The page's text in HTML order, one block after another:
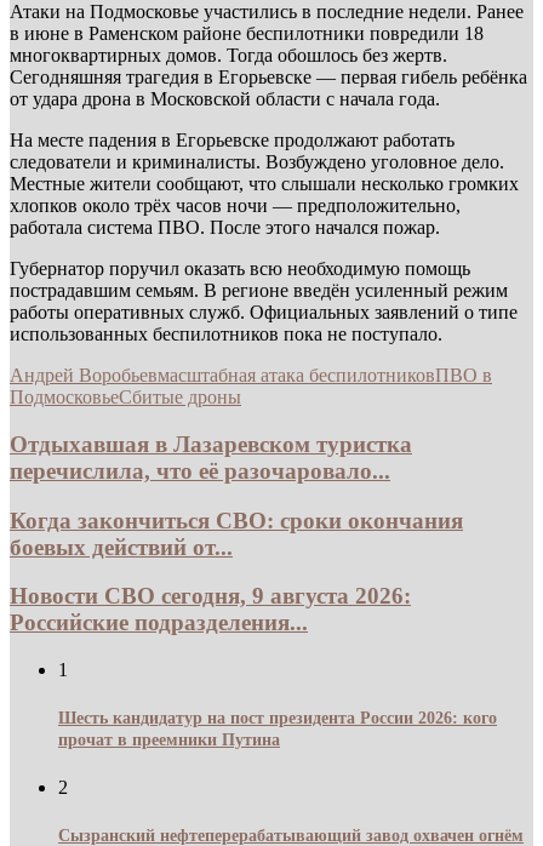
Атаки на Подмосковье участились в последние недели. Ранее
в июне в Раменском районе беспилотники повредили 18
многоквартирных домов. Тогда обошлось без жертв.
Сегодняшняя трагедия в Егорьевске — первая гибель ребёнка
от удара дрона в Московской области с начала года.
На месте падения в Егорьевске продолжают работать
следователи и криминалисты. Возбуждено уголовное дело.
Местные жители сообщают, что слышали несколько громких
хлопков около трёх часов ночи — предположительно,
работала система ПВО. После этого начался пожар.
Губернатор поручил оказать всю необходимую помощь
пострадавшим семьям. В регионе введён усиленный режим
работы оперативных служб. Официальных заявлений о типе
использованных беспилотников пока не поступало.
Андрей Воробьевмасштабная атака беспилотниковПВО в
ПодмосковьеСбитые дроны
Отдыхавшая в Лазаревском туристка
перечислила, что её разочаровало...
Когда закончиться СВО: сроки окончания
боевых действий от...
Новости СВО сегодня, 9 августа 2026:
Российские подразделения...
1
Шесть кандидатур на пост президента России 2026: кого
прочат в преемники Путина
2
Сызранский нефтеперерабатывающий завод охвачен огнём